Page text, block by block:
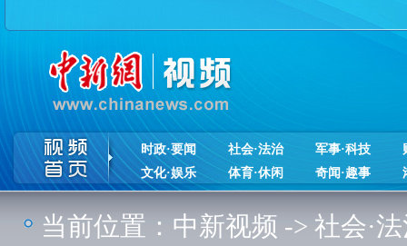
时政·要闻 社会·法治 军事·科技
文化·娱乐
体育·休闲 奇闻·趣事
当前位置： 中新视频 -> 社会·